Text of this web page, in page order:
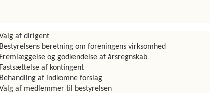
Valg af dirigent
Bestyrelsens beretning om foreningens virksomhed
Fremlæggelse og godkendelse af årsregnskab
Fastsættelse af kontingent
Behandling af indkomne forslag
Valg af medlemmer til bestyrelsen